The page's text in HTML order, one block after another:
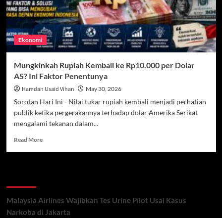
Ekonomi
Mungkinkah Rupiah Kembali ke Rp10.000 per Dolar
AS? Ini Faktor Penentunya
Hamdan Usaid Vihan May 30, 2026
Sorotan Hari Ini - Nilai tukar rupiah kembali menjadi perhatian
publik ketika pergerakannya terhadap dolar Amerika Serikat
mengalami tekanan dalam...
Read MoreRead
Rp10.000
per
Malaysia Airlines Wajibkan Tes Urine Pilot Usai Kasus
Narkoba di Jakarta